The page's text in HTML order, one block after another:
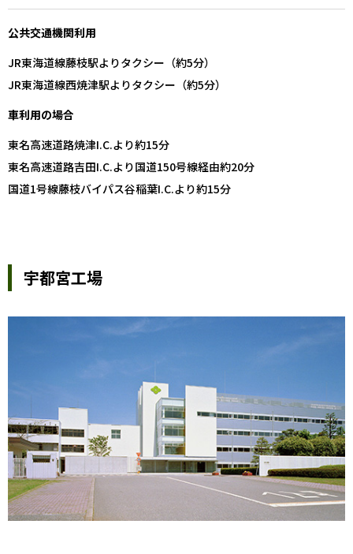
公共交通機関利用
JR東海道線藤枝駅よりタクシー（約5分）
JR東海道線西焼津駅よりタクシー（約5分）
車利用の場合
東名高速道路焼津I.C.より約15分
東名高速道路吉田I.C.より国道150号線経由約20分
国道1号線藤枝バイパス谷稲葉I.C.より約15分
宇都宮工場